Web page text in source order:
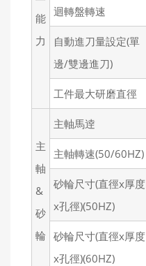
能
力
迴轉盤轉速
自動進刀量設定(單
邊/雙邊進刀)
工件最大研磨直徑
主
軸
&
砂
輪
主軸馬逹
主軸轉速(50/60HZ)
砂輪尺寸(直徑x厚度
x孔徑)(50HZ)
砂輪尺寸(直徑x厚度
x孔徑)(60HZ)